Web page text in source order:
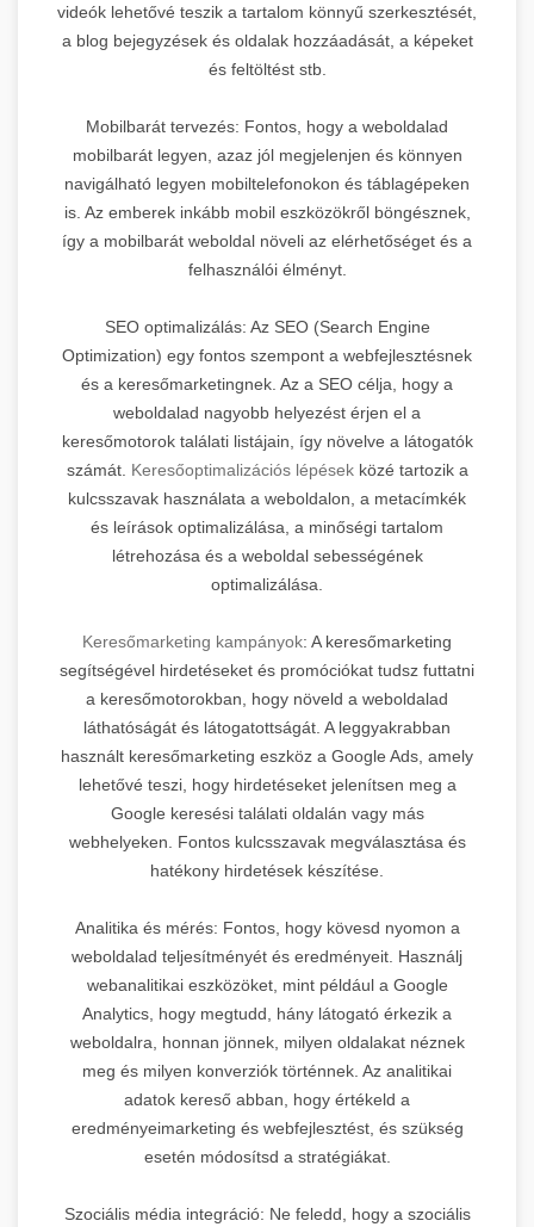
videók lehetővé teszik a tartalom könnyű szerkesztését,
a blog bejegyzések és oldalak hozzáadását, a képeket
és feltöltést stb.
Mobilbarát tervezés: Fontos, hogy a weboldalad
mobilbarát legyen, azaz jól megjelenjen és könnyen
navigálható legyen mobiltelefonokon és táblagépeken
is. Az emberek inkább mobil eszközökről böngésznek,
így a mobilbarát weboldal növeli az elérhetőséget és a
felhasználói élményt.
SEO optimalizálás: Az SEO (Search Engine
Optimization) egy fontos szempont a webfejlesztésnek
és a keresőmarketingnek. Az a SEO célja, hogy a
weboldalad nagyobb helyezést érjen el a
keresőmotorok találati listájain, így növelve a látogatók
számát. Keresőoptimalizációs lépésekközé tartozik a
kulcsszavak használata a weboldalon, a metacímkék
és leírások optimalizálása, a minőségi tartalom
létrehozása és a weboldal sebességének
optimalizálása.
Keresőmarketing kampányok: A keresőmarketing
segítségével hirdetéseket és promóciókat tudsz futtatni
a keresőmotorokban, hogy növeld a weboldalad
láthatóságát és látogatottságát. A leggyakrabban
használt keresőmarketing eszköz a Google Ads, amely
lehetővé teszi, hogy hirdetéseket jelenítsen meg a
Google keresési találati oldalán vagy más
webhelyeken. Fontos kulcsszavak megválasztása és
hatékony hirdetések készítése.
Analitika és mérés: Fontos, hogy kövesd nyomon a
weboldalad teljesítményét és eredményeit. Használj
webanalitikai eszközöket, mint például a Google
Analytics, hogy megtudd, hány látogató érkezik a
weboldalra, honnan jönnek, milyen oldalakat néznek
meg és milyen konverziók történnek. Az analitikai
adatok kereső abban, hogy értékeld a
eredményeimarketing és webfejlesztést, és szükség
esetén módosítsd a stratégiákat.
Szociális média integráció: Ne feledd, hogy a szociális